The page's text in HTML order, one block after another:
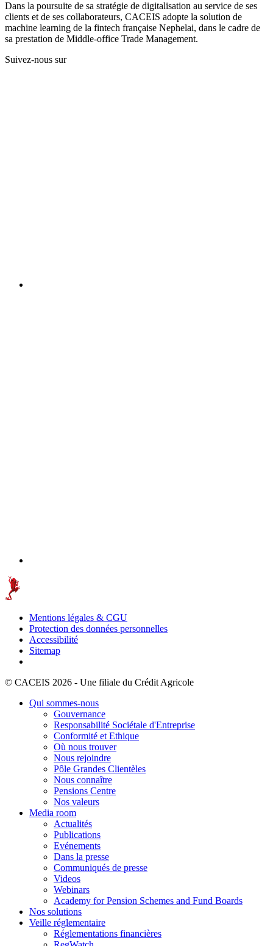
Dans la poursuite de sa stratégie de digitalisation au service de ses
clients et de ses collaborateurs, CACEIS adopte la solution de
machine learning de la fintech française Nephelai, dans le cadre de
sa prestation de Middle-office Trade Management.
Suivez-nous sur
Mentions légales & CGU
Protection des données personnelles
Accessibilité
Sitemap
© CACEIS 2026 - Une filiale du Crédit Agricole
Qui sommes-nous
Gouvernance
Responsabilité Sociétale d'Entreprise
Conformité et Ethique
Où nous trouver
Nous rejoindre
Pôle Grandes Clientèles
Nous connaître
Pensions Centre
Nos valeurs
Media room
Actualités
Publications
Evénements
Dans la presse
Communiqués de presse
Videos
Webinars
Academy for Pension Schemes and Fund Boards
Nos solutions
Veille réglementaire
Réglementations financières